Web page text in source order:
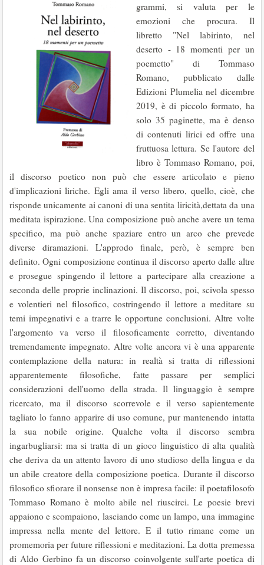
grammi, si valuta per le
emozioni che procura. Il
libretto "Nel labirinto, nel
deserto - 18 momenti per un
poemetto" di Tommaso
Romano, pubblicato dalle
Edizioni Plumelia nel dicembre
2019, è di piccolo formato, ha
solo 35 paginette, ma è denso
di contenuti lirici ed offre una
fruttuosa lettura. Se l'autore del
libro è Tommaso Romano, poi,
il discorso poetico non può che essere articolato e pieno
d'implicazioni liriche. Egli ama il verso libero, quello, cioè, che
risponde unicamente ai canoni di una sentita liricità,dettata da una
meditata ispirazione. Una composizione può anche avere un tema
specifico, ma può anche spaziare entro un arco che prevede
diverse diramazioni. L'approdo finale, però, è sempre ben
definito. Ogni composizione continua il discorso aperto dalle altre
e prosegue spingendo il lettore a partecipare alla creazione a
seconda delle proprie inclinazioni. Il discorso, poi, scivola spesso
e volentieri nel filosofico, costringendo il lettore a meditare su
temi impegnativi e a trarre le opportune conclusioni. Altre volte
l'argomento va verso il filosoficamente corretto, diventando
tremendamente impegnato. Altre volte ancora vi è una apparente
contemplazione della natura: in realtà si tratta di riflessioni
apparentemente filosofiche, fatte passare per semplici
considerazioni dell'uomo della strada. Il linguaggio è sempre
ricercato, ma il discorso scorrevole e il verso sapientemente
tagliato lo fanno apparire di uso comune, pur mantenendo intatta
la sua nobile origine. Qualche volta il discorso sembra
ingarbugliarsi: ma si tratta di un gioco linguistico di alta qualità
che deriva da un attento lavoro di uno studioso della lingua e da
un abile creatore della composizione poetica. Durante il discorso
filosofico sfiorare il nonsense non è impresa facile: il poetafilosofo
Tommaso Romano è molto abile nel riuscirci. Le poesie brevi
appaiono e scompaiono, lasciando come un lampo, una immagine
impressa nella mente del lettore. E il tutto rimane come un
promemoria per future riflessioni e meditazioni. La dotta premessa
di Aldo Gerbino fa un discorso coinvolgente sull'arte poetica di